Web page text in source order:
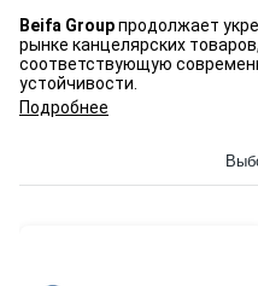
Beifa Groupпродолжает
рынке канцелярских
соответствующую
устойчивости.
Подробнее